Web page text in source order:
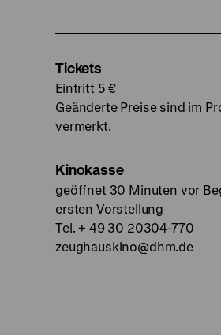
Tickets
Eintritt 5 €
Geänderte Preise sind im
vermerkt.
Kinokasse
geöffnet 30 Minuten vor
ersten Vorstellung
Tel. + 49 30 20304-770
zeughauskino@dhm.de